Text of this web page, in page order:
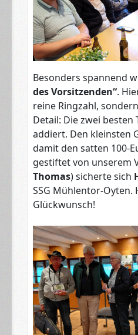
Besonders spannend
des Vorsitzenden“.
reine Ringzahl,
Detail: Die zwei besten
addiert. Den kleinsten
damit den satten 100-
gestiftet von unserem
Thomas) sicherte sich
SSG Mühlentor-Oyten.
Glückwunsch!